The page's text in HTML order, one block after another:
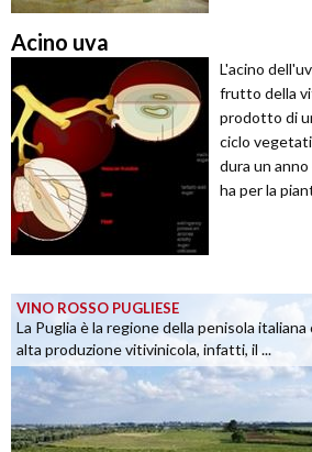
Acino uva
L'acino
frutto della
prodotto di
ciclo
dura un
ha per la
VINO ROSSO PUGLIESE
La Puglia è la regione della penisola italiana
alta produzione vitivinicola, infatti, il ...